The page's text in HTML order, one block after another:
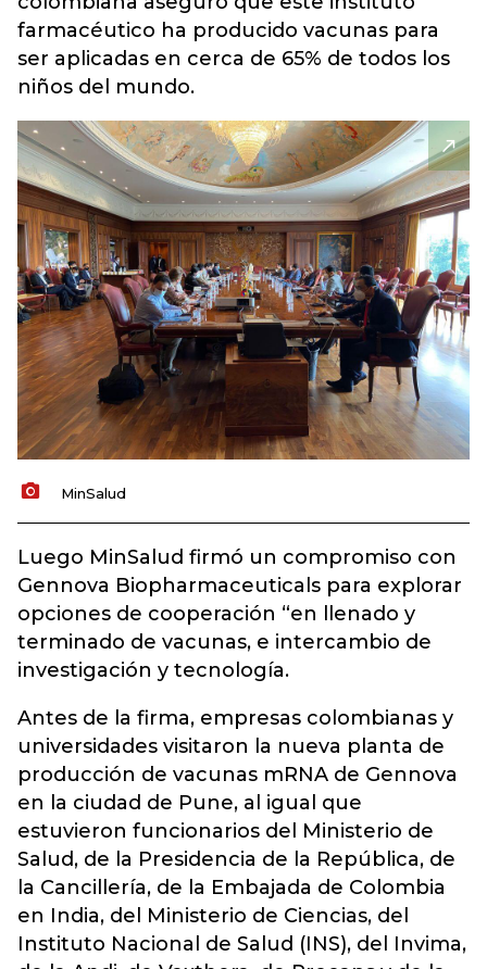
farmacéutico ha producido vacunas para
ser aplicadas en cerca de 65% de todos los
niños del mundo.
MinSalud
Luego MinSalud firmó un compromiso con
Gennova Biopharmaceuticals para explorar
opciones de cooperación “en llenado y
terminado de vacunas, e intercambio de
investigación y tecnología.
Antes de la firma, empresas colombianas y
universidades visitaron la nueva planta de
producción de vacunas mRNA de Gennova
en la ciudad de Pune, al igual que
estuvieron funcionarios del Ministerio de
Salud, de la Presidencia de la República, de
la Cancillería, de la Embajada de Colombia
en India, del Ministerio de Ciencias, del
Instituto Nacional de Salud (INS), del Invima,